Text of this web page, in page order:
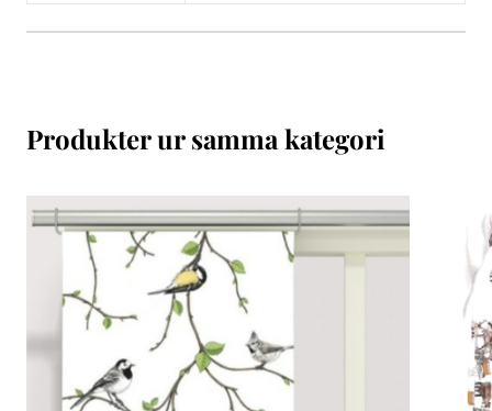
Produkter ur samma kategori